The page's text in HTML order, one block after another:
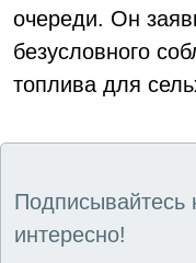
очереди. Он
безусловного
топлива для
Подписывайтесь
интересно!